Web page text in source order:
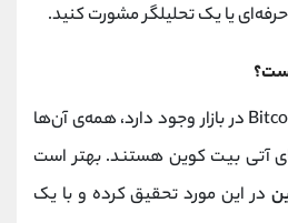
یا یک تحلیلگر مشورت کنید.
در حالی که چندین Bitcoin ETF در بازار وجود دارد، همه‌ی آن‌ها
آتی بیت کوین هستند. بهتر است
در این مورد تحقیق کرده و با یک